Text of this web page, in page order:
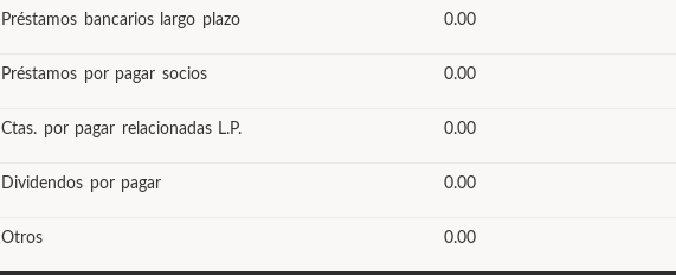
Préstamos bancarios largo plazo 0.00
Préstamos por pagar socios 0.00
Ctas. por pagar relacionadas L.P. 0.00
Dividendos por pagar 0.00
Otros 0.00